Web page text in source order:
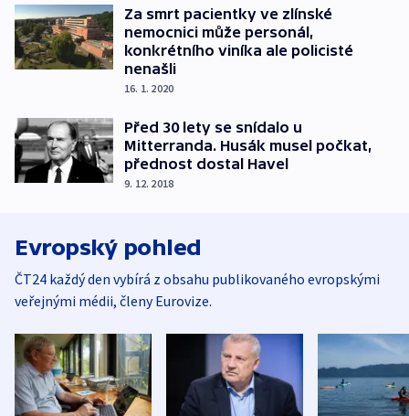
Za smrt pacientky ve zlínské
nemocnici může personál,
konkrétního viníka ale policisté
nenašli
16. 1. 2020
Před 30 lety se snídalo u
Mitterranda. Husák musel počkat,
přednost dostal Havel
9. 12. 2018
Evropský pohled
ČT24 každý den vybírá z obsahu publikovaného evropskými
veřejnými médii, členy Eurovize.